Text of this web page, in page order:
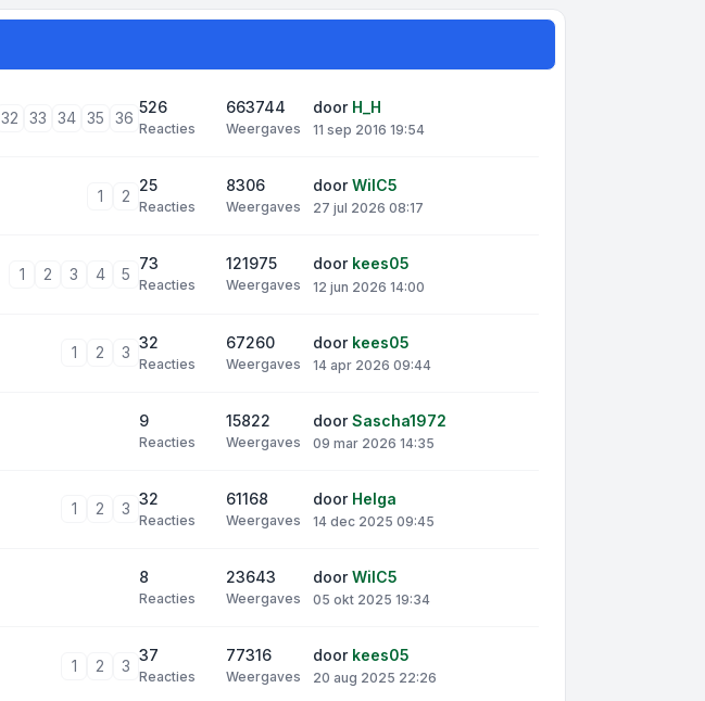
32 33 34 35 36
526
Reacties
663744
Weergaves
door H_H
11 sep 2016 19:54
1 2
25
Reacties
8306
Weergaves
doorWilC5
27 jul 2026 08:17
1 2 3 4 5
73
Reacties
121975
Weergaves
door kees05
12 jun 2026 14:00
1 2 3
32
Reacties
67260
Weergaves
door kees05
14 apr 2026 09:44
9
Reacties
15822
Weergaves
doorSascha1972
09 mar 2026 14:35
1 2 3
32
Reacties
61168
Weergaves
door Helga
14 dec 2025 09:45
8
Reacties
23643
Weergaves
doorWilC5
05 okt 2025 19:34
1 2 3
37
Reacties
77316
Weergaves
door kees05
20 aug 2025 22:26